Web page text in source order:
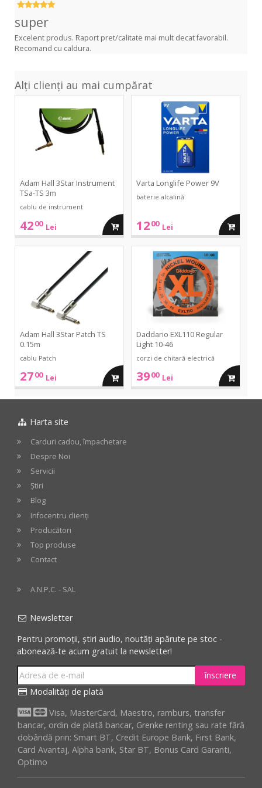
super
Excelent produs. Raport pret/calitate mai mult decat favorabil.
Recomand cu caldura.
Alți clienți au mai cumpărat
Instrument
Adam Hall 3Star Instrument
TSa-TS 3m
cablu de instrument
4200 Lei adauga
cos
Longlife
Varta Longlife Power 9V
baterie alcalină
1200 Lei adauga
Adam Hall 3Star Patch TS
0.15m
cablu Patch
2700 Lei adauga
in
EXL110
Daddario EXL110 Regular
Light 10-46
corzi de chitară electrică
3900 Lei adauga
in
Harta site
Carduri cadou, împachetare
Despre Noi
Servicii
Știri
Blog
Infocentru clienți
Producători
Top produse
Contact
A.N.P.C. - SAL
Newsletter
Pentru promoții, știri audio, noutăți apărute pe stoc -
abonează-te acum gratuit la newsletter!
înscriere
Modalități de plată
Visa, MasterCard, Maestro, ramburs, transfer
bancar, ordin de plată bancar, Grenke renting sau rate fără
dobândă prin: Smart BT, Credit Europe Bank, First Bank,
Card Avantaj, Alpha bank, Star BT, Bonus Card Garanti,
Optimo